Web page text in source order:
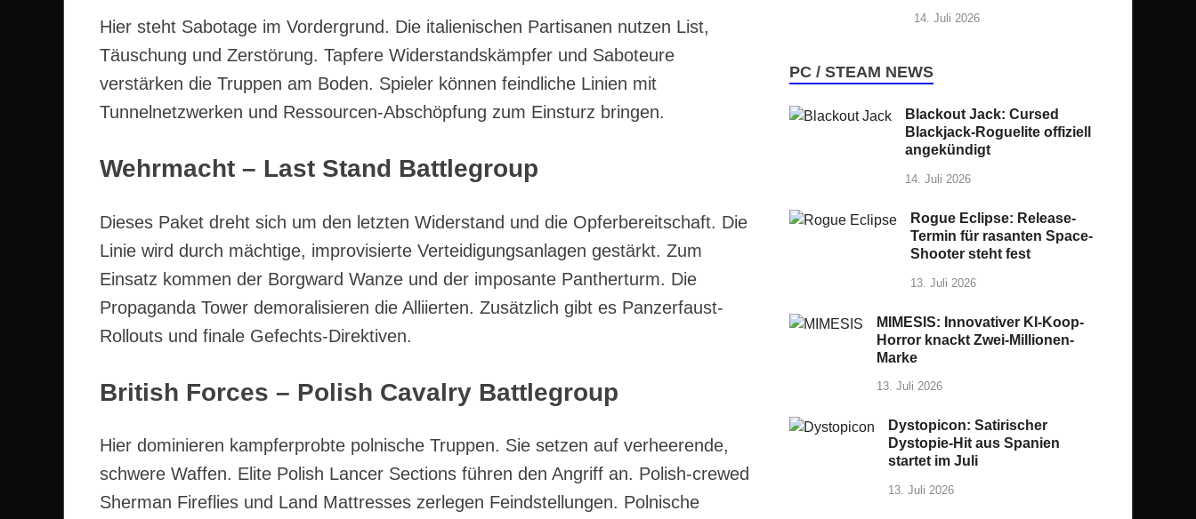
Hier steht Sabotage im Vordergrund. Die italienischen Partisanen nutzen List,
Täuschung und Zerstörung. Tapfere Widerstandskämpfer und Saboteure
verstärken die Truppen am Boden. Spieler können feindliche Linien mit
Tunnelnetzwerken und Ressourcen-Abschöpfung zum Einsturz bringen.
Wehrmacht – Last Stand Battlegroup
Dieses Paket dreht sich um den letzten Widerstand und die Opferbereitschaft. Die
Linie wird durch mächtige, improvisierte Verteidigungsanlagen gestärkt. Zum
Einsatz kommen der Borgward Wanze und der imposante Pantherturm. Die
Propaganda Tower demoralisieren die Alliierten. Zusätzlich gibt es Panzerfaust-
Rollouts und finale Gefechts-Direktiven.
British Forces – Polish Cavalry Battlegroup
Hier dominieren kampferprobte polnische Truppen. Sie setzen auf verheerende,
schwere Waffen. Elite Polish Lancer Sections führen den Angriff an. Polish-crewed
Sherman Fireflies und Land Mattresses zerlegen Feindstellungen. Polnische
14. Juli 2026
PC / STEAM NEWS
Blackout Jack: Cursed
Blackjack-Roguelite offiziell
angekündigt
14. Juli 2026
Rogue Eclipse: Release-
Termin für rasanten Space-
Shooter steht fest
13. Juli 2026
MIMESIS: Innovativer KI-Koop-
Horror knackt Zwei-Millionen-
Marke
13. Juli 2026
Dystopicon: Satirischer
Dystopie-Hit aus Spanien
startet im Juli
13. Juli 2026